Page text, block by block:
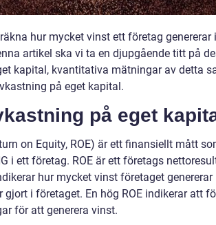
hur mycket vinst ett företag
artikel ska vi ta en djupgående titt på
kapital, kvantitativa mätningar av detta
på eget kapital.
på eget
on Equity, ROE) är ett finansiellt mått
i ett företag. ROE är ett företags
hur mycket vinst företaget
gjort i företaget. En hög ROE indikerar att
för att generera vinst.